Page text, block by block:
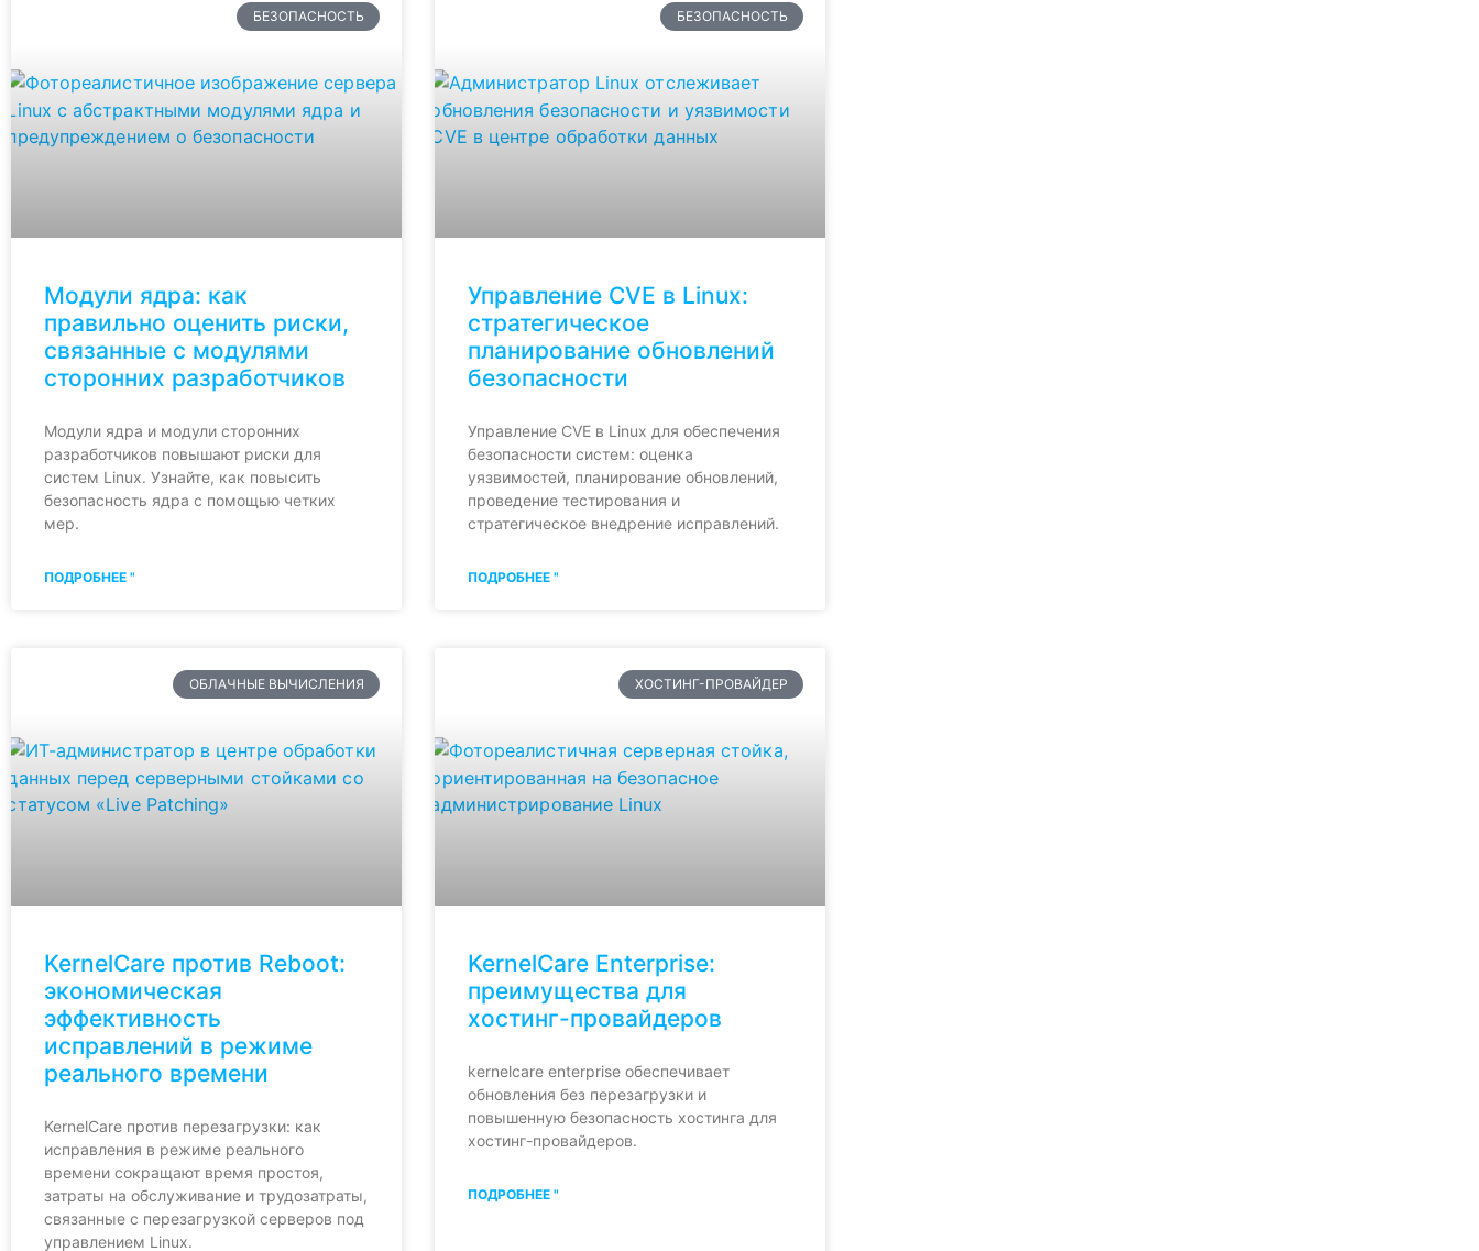
БЕЗОПАСНОСТЬ
Модули ядра: как
правильно оценить риски,
связанные с модулями
сторонних разработчиков
Модули ядра и модули сторонних
разработчиков повышают риски для
систем Linux. Узнайте, как повысить
безопасность ядра с помощью четких
мер.
ПОДРОБНЕЕ "
БЕЗОПАСНОСТЬ
Управление CVE в Linux:
стратегическое
планирование обновлений
безопасности
Управление CVE в Linux для обеспечения
безопасности систем: оценка
уязвимостей, планирование обновлений,
проведение тестирования и
стратегическое внедрение исправлений.
ПОДРОБНЕЕ "
ОБЛАЧНЫЕ ВЫЧИСЛЕНИЯ
KernelCare против Reboot:
экономическая
эффективность
исправлений в режиме
реального времени
KernelCare против перезагрузки: как
исправления в режиме реального
времени сокращают время простоя,
затраты на обслуживание и трудозатраты,
связанные с перезагрузкой серверов под
управлением Linux.
ХОСТИНГ-ПРОВАЙДЕР
KernelCare Enterprise:
преимущества для
хостинг-провайдеров
kernelcare enterprise обеспечивает
обновления без перезагрузки и
повышенную безопасность хостинга для
хостинг-провайдеров.
ПОДРОБНЕЕ "